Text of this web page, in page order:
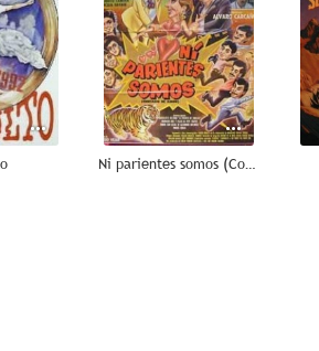
Ni parientes somos (Contagio de amor)